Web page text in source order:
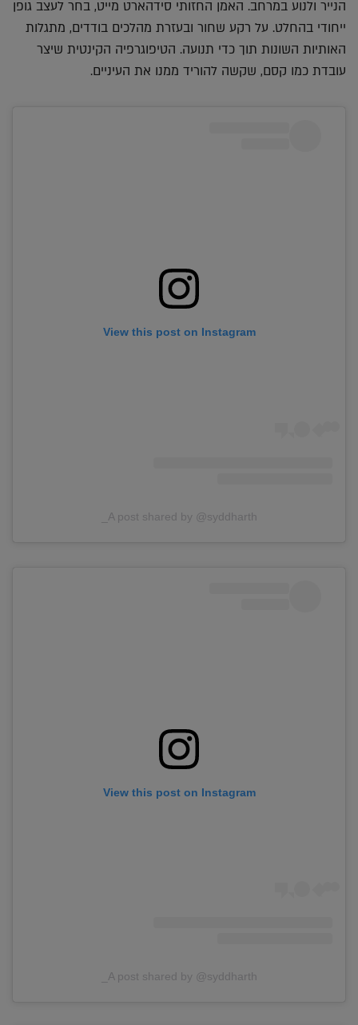
הנייר ולנוע במרחב. האמן החזותי סידהארט מייט, בחר לעצב גופן
ייחודי בהחלט. על רקע שחור ובעזרת מהלכים בודדים, מתגלות
האותיות השונות תוך כדי תנועה. הטיפוגרפיה הקינטית שיצר
עובדת כמו קסם, שקשה להוריד ממנו את העיניים.
View this post on Instagram
A post shared by @syddharth_
View this post on Instagram
A post shared by @syddharth_